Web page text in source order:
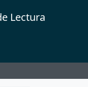
Lectura